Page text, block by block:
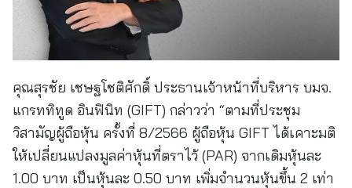
คุณสุรชัย เชษฐโชติศักดิ์ ประธานเจ้าหน้าที่บริหาร บมจ.
แกรททิทูด อินฟินิท (GIFT) กล่าวว่า “ตามที่ประชุม
วิสามัญผู้ถือหุ้น ครั้งที่ 8/2566 ผู้ถือหุ้น GIFT ได้เคาะมติ
ให้เปลี่ยนแปลงมูลค่าหุ้นที่ตราไว้ (PAR) จากเดิมหุ้นละ
1.00 บาท เป็นหุ้นละ 0.50 บาท เพิ่มจำนวนหุ้นขึ้น 2 เท่า